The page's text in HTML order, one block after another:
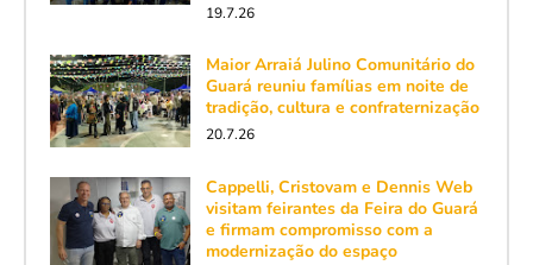
19.7.26
Maior Arraiá Julino Comunitário do
Guará reuniu famílias em noite de
tradição, cultura e confraternização
20.7.26
Cappelli, Cristovam e Dennis Web
visitam feirantes da Feira do Guará
e firmam compromisso com a
modernização do espaço